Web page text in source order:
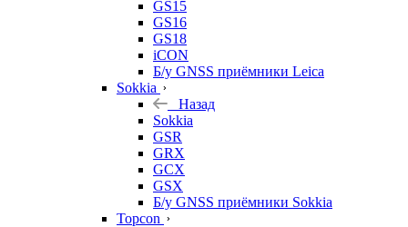
GS15
GS16
GS18
iCON
Б/у GNSS приёмники Leica
Sokkia
Назад
Sokkia
GSR
GRX
GCX
GSX
Б/у GNSS приёмники Sokkia
Topcon